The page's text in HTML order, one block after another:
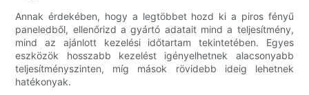
Annak érdekében, hogy a legtöbbet hozd ki a piros fényű
paneledből, ellenőrizd a gyártó adatait mind a teljesítmény,
mind az ajánlott kezelési időtartam tekintetében. Egyes
eszközök hosszabb kezelést igényelhetnek alacsonyabb
teljesítményszinten, míg mások rövidebb ideig lehetnek
hatékonyak.